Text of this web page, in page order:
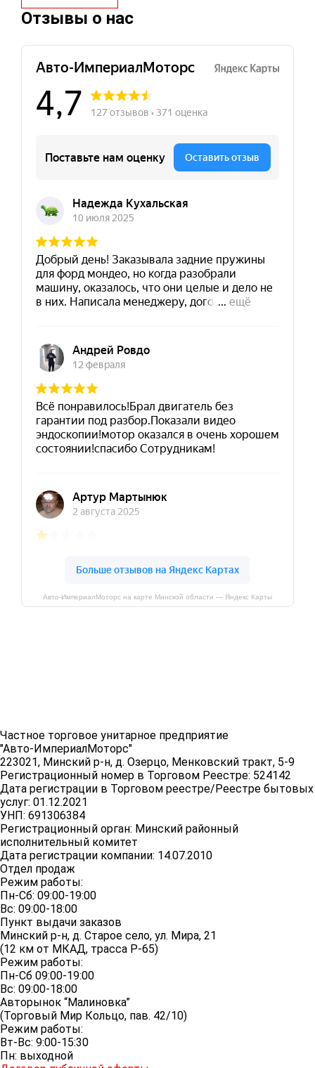
Отзывы о нас
Авто-ИмпериалМоторс на карте Минской области — Яндекс Карты
Частное торговое унитарное предприятие
"Авто-ИмпериалМоторс"
223021, Минский р-н, д. Озерцо, Менковский тракт, 5-9
Регистрационный номер в Торговом Реестре: 524142
Дата регистрации в Торговом реестре/Реестре бытовых
услуг: 01.12.2021
УНП: 691306384
Регистрационный орган: Минский районный
исполнительный комитет
Дата регистрации компании: 14.07.2010
Отдел продаж
Режим работы:
Пн-Сб: 09:00-19:00
Вс: 09:00-18:00
Пункт выдачи заказов
Минский р-н, д. Старое село, ул. Мира, 21
(12 км от МКАД, трасса P-65)
Режим работы:
Пн-Сб 09:00-19:00
Вс: 09:00-18:00
Авторынок “Малиновка”
(Торговый Мир Кольцо, пав. 42/10)
Режим работы:
Вт-Вс: 9:00-15:30
Пн: выходной